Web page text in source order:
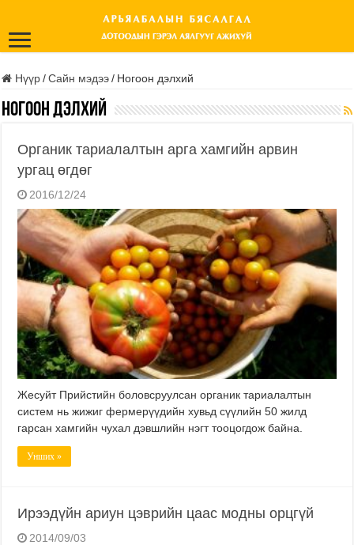
Нүүр / Сайн мэдээ / Ногоон дэлхий
Ногоон дэлхий
Органик тариалалтын арга хамгийн арвин
ургац өгдөг
2016/12/24
Жесуйт Прийстийн боловсруулсан органик тариалалтын
систем нь жижиг фермерүүдийн хувьд сүүлийн 50 жилд
гарсан хамгийн чухал дэвшлийн нэгт тооцогдож байна.
Унших »
Ирээдүйн ариун цэврийн цаас модны орцгүй
2014/09/03